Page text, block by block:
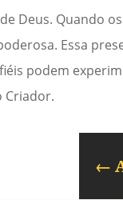
Deus. Quando
Essa
podem
Criador.
←